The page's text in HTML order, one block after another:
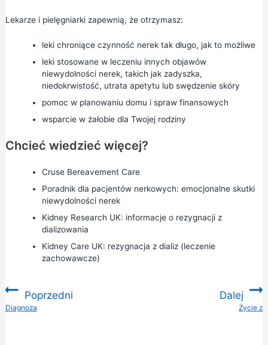
Lekarze i pielęgniarki zapewnią, że otrzymasz:
leki chroniące czynność nerek tak długo, jak to możliwe
leki stosowane w leczeniu innych objawów
niewydolności nerek, takich jak zadyszka,
niedokrwistość, utrata apetytu lub swędzenie skóry
pomoc w planowaniu domu i spraw finansowych
wsparcie w żałobie dla Twojej rodziny
Chcieć wiedzieć więcej?
Cruse Bereavement Care
Poradnik dla pacjentów nerkowych: emocjonalne skutki
niewydolności nerek
Kidney Research UK: informacje o rezygnacji z
dializowania
Kidney Care UK: rezygnacja z dializ (leczenie
zachowawcze)
Poprzedni
:Diagnoza
Dalej
Życie z